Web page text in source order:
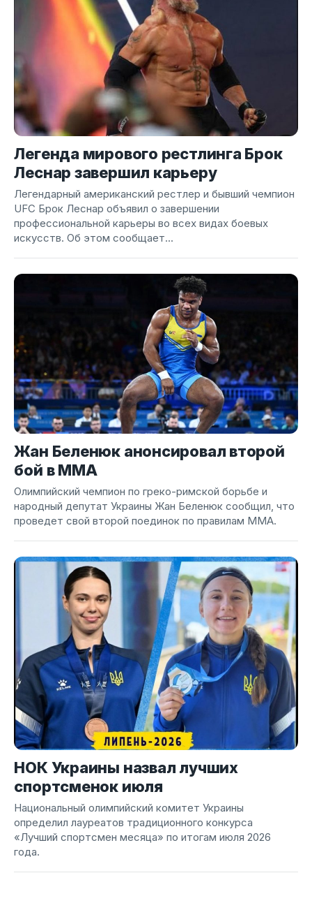
Легенда мирового рестлинга Брок
Леснар завершил карьеру
Легендарный американский рестлер и бывший чемпион
UFC Брок Леснар объявил о завершении
профессиональной карьеры во всех видах боевых
искусств. Об этом сообщает...
Жан Беленюк анонсировал второй
бой в ММА
Олимпийский чемпион по греко-римской борьбе и
народный депутат Украины Жан Беленюк сообщил, что
проведет свой второй поединок по правилам ММА.
НОК Украины назвал лучших
спортсменок июля
Национальный олимпийский комитет Украины
определил лауреатов традиционного конкурса
«Лучший спортсмен месяца» по итогам июля 2026
года.